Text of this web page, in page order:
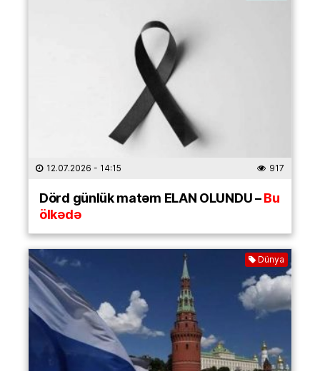
12.07.2026 - 14:15 917
Dörd günlük matəm ELAN OLUNDU –Bu
ölkədə
Dünya